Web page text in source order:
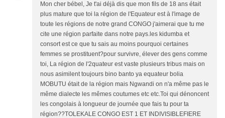
Mon cher bébel, Je t'ai déjà dis que mon fils de 18 ans était
plus mature que toi la région de l'Equateur est à l'image de
toute les régions de notre grand CONGO j'aimerai que tu me
cite une région parfaite dans notre pays.les kidumba et
consort est ce que tu sais au moins pourquoi certaines
femmes se prostituent?pour survivre, élever des gens comme
toi, La région de l'2quateur est vaste plusieurs tribus mais on
nous asimilent toujours bino banto ya equateur bolia
MOBUTU était de la région mais Ngwandi on n'a même pas le
même dialecte les mêmes coutumes etc etc.Toi qui dénoncent
les congolais à longueur de journée que fais tu pour ta
région??TOLEKALE CONGO EST 1 ET INDIVISIBLEFIERE